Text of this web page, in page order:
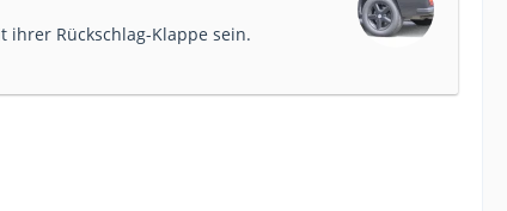
Rückschlag-Klappe sein.